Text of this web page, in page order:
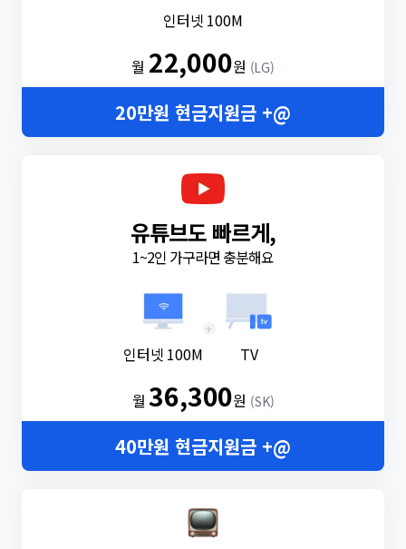
인터넷 100M
월 22,000원 (LG)
20만원 현금지원금 +@
유튜브도 빠르게,
1~2인 가구라면 충분해요
인터넷 100M
+
TV
월36,300원 (SK)
40만원 현금지원금 +@